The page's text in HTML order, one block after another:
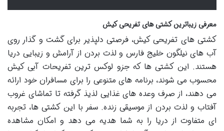
معرفی زیباترین کشتی های تفریحی کیش
کشتی های تفریحی کیش، فرصتی دلپذیر برای گشت و گذار روی
آب های نیلگون خلیج فارس و لذت بردن از آرامش و زیبایی دریا
هستند. این کشتی ها که جزو لوکس ترین تفریحات آبی کیش
محسوب می شوند، برنامه های متنوعی را برای مسافران خود ارائه
می دهند، از صرف وعده های غذایی لذیذ گرفته تا تماشای غروب
آفتاب و لذت بردن از موسیقی زنده. سفر با این کشتی ها، تجربه
ای متفاوت از دریا را به شما هدیه می دهد و امکان مشاهده